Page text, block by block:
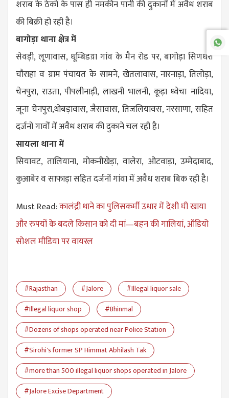
शराब के ठेकों के पास ही नमकीन पानी की दुकानों में अवैध शराब
की बिक्री हो रही है।
बागोड़ा थाना क्षेत्र में
सेवड़ी, लूणावास, धूम्बिडय़ा गांव के मैन रोड पर, बागोड़ा सिणधरी
चौराहा व ग्राम पंचायत के सामने, खेतलावास, नारनाड़ा, तिलोड़ा,
चेनपुरा, राउता, पीपलीनाड़ी, लाखनी भालनी, कूड़ा ध्वेचा नादिया,
जूना चेनपुरा,थोबड़ावास, जैसावास, तिजलियावस, नरसाणा, सहित
दर्जनों गावोंं में अवैध शराब की दुकाने चल रही है।
सायला थाना में
सियावट, तालियाना, मोकनीखेड़ा, वालेरा, ओटवाड़ा, उम्मेदाबाद,
कुआबेर व साफाड़ा सहित दर्जनों गांवा में अवैध शराब बिक रही है।
Must Read:कालंद्री थाने का पुलिसकर्मी उधार में देशी घी खाया
और रुपयों के बदले किसान को दी मां—बहन की गालियां, ऑडियो
सोशल मीडिया पर वायरल
#Rajasthan #Jalore
#Illegal liquor sale
#Illegal liquor shop
#Bhinmal
#Dozens of shops operated near Police Station
#Sirohi's former SP Himmat Abhilash Tak
#more than 500 illegal liquor shops operated in Jalore
#Jalore Excise Department